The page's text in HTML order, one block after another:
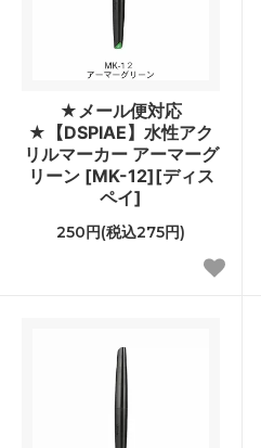
★メール便対応
★【DSPIAE】水性アク
リルマーカー アーマーグ
リーン [MK-12][ディス
ペイ]
250円(税込275円)